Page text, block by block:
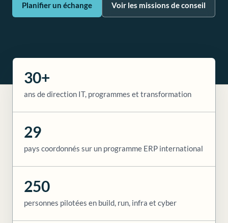
Planifier un échange Voir les missions de conseil
30+
ans de direction IT, programmes et transformation
29
pays coordonnés sur un programme ERP international
250
personnes pilotées en build, run, infra et cyber